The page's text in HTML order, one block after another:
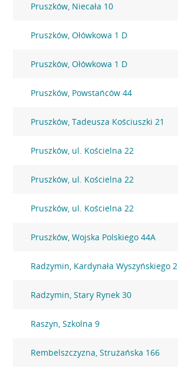
Pruszków, Niecała 10
Pruszków, Ołówkowa 1 D
Pruszków, Ołówkowa 1 D
Pruszków, Powstańców 44
Pruszków, Tadeusza Kościuszki 21
Pruszków, ul. Kościelna 22
Pruszków, ul. Kościelna 22
Pruszków, ul. Kościelna 22
Pruszków, Wojska Polskiego 44A
Radzymin, Kardynała Wyszyńskiego 2
Radzymin, Stary Rynek 30
Raszyn, Szkolna 9
Rembelszczyzna, Strużańska 166